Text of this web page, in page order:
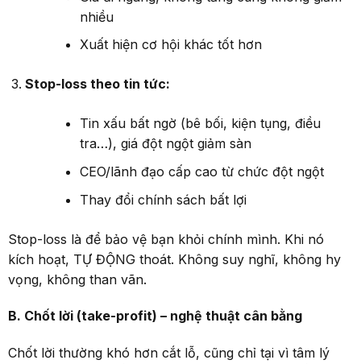
nhiều
Xuất hiện cơ hội khác tốt hơn
Stop-loss theo tin tức:
Tin xấu bất ngờ (bê bối, kiện tụng, điều
tra…), giá đột ngột giảm sàn
CEO/lãnh đạo cấp cao từ chức đột ngột
Thay đổi chính sách bất lợi
Stop-loss là để bảo vệ bạn khỏi chính mình. Khi nó
kích hoạt, TỰ ĐỘNG thoát. Không suy nghĩ, không hy
vọng, không than vãn.
B. Chốt lời (take-profit) – nghệ thuật cân bằng
Chốt lời thường khó hơn cắt lỗ, cũng chỉ tại vì tâm lý